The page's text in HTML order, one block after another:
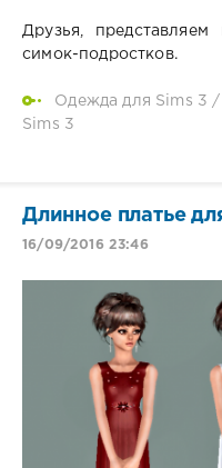
Друзья,
симок-подростков.
Одежда для Sims 3 /
Sims 3
Длинное платье
16/09/2016 23:46